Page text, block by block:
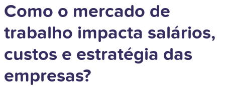
Como o mercado de
trabalho impacta salários,
custos e estratégia das
empresas?